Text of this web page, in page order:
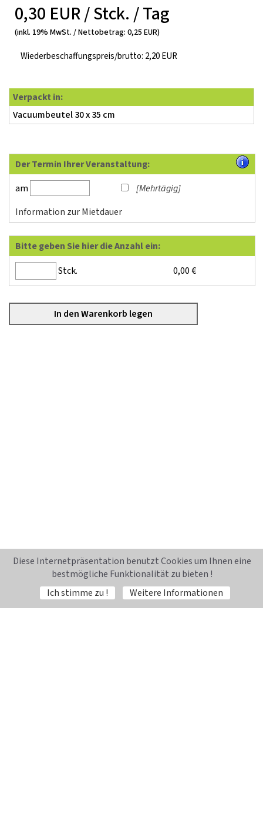
0,30 EUR / Stck. / Tag
(inkl. 19% MwSt. / Nettobetrag: 0,25 EUR)
Wiederbeschaffungspreis/brutto: 2,20 EUR
Verpackt in:
Vacuumbeutel 30 x 35 cm
Der Termin Ihrer Veranstaltung:
am
[Mehrtägig]
Information zur Mietdauer
Bitte geben Sie hier die Anzahl ein:
Stck.
0,00€
Diese Internetpräsentation benutzt Cookies um Ihnen eine
bestmögliche Funktionalität zu bieten !
Ich stimme zu !
Weitere Informationen